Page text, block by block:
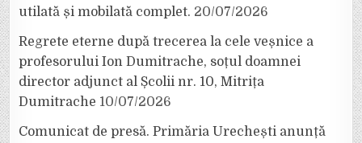
utilată și mobilată complet. 20/07/2026
Regrete eterne după trecerea la cele veșnice a
profesorului Ion Dumitrache, soțul doamnei
director adjunct al Școlii nr. 10, Mitrița
Dumitrache 10/07/2026
Comunicat de presă. Primăria Urechești anunță